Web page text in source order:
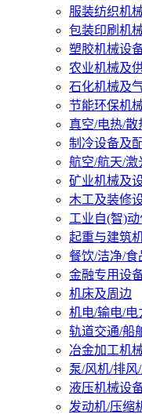
服装纺织机
包装印刷机
塑胶机械设
农业机械及
石化机械及
节能环保机
真空/电热/
制冷设备及
航空/航天/
矿业机械及
木工及装修
工业自(智)
起重与建筑
餐饮/洁净/
金融专用设
机床及周边
机电/输电/电
轨道交通/船
冶金加工机
泵/风机/排
液压机械设
发动机/压缩